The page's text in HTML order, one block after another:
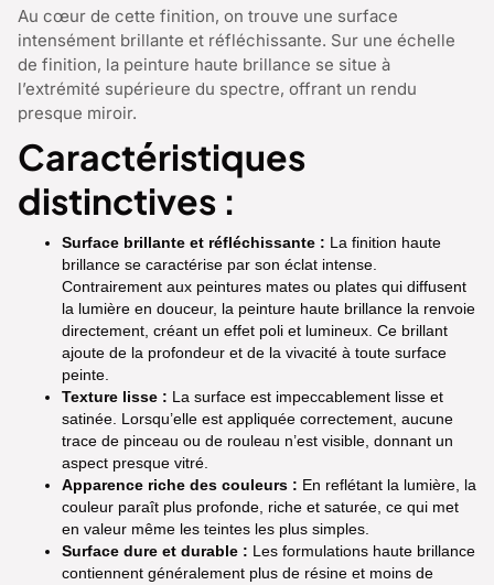
Au cœur de cette finition, on trouve une surface
intensément brillante et réfléchissante. Sur une échelle
de finition, la peinture haute brillance se situe à
l’extrémité supérieure du spectre, offrant un rendu
presque miroir.
Caractéristiques
distinctives :
Surface brillante et réfléchissante : La finition haute
brillance se caractérise par son éclat intense.
Contrairement aux peintures mates ou plates qui diffusent
la lumière en douceur, la peinture haute brillance la renvoie
directement, créant un effet poli et lumineux. Ce brillant
ajoute de la profondeur et de la vivacité à toute surface
peinte.
Texture lisse : La surface est impeccablement lisse et
satinée. Lorsqu’elle est appliquée correctement, aucune
trace de pinceau ou de rouleau n’est visible, donnant un
aspect presque vitré.
Apparence riche des couleurs : En reflétant la lumière, la
couleur paraît plus profonde, riche et saturée, ce qui met
en valeur même les teintes les plus simples.
Surface dure et durable : Les formulations haute brillance
contiennent généralement plus de résine et moins de